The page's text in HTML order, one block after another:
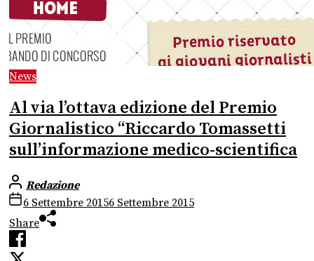
News
Al via l’ottava edizione del Premio
Giornalistico “Riccardo Tomassetti
sull’informazione medico-scientifica
Redazione
6 Settembre 20156 Settembre 2015
Share